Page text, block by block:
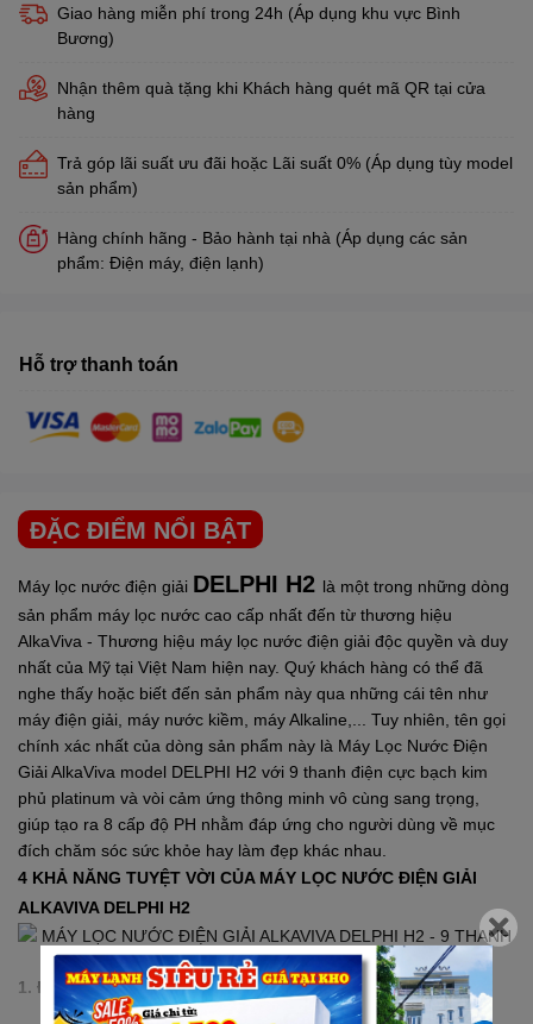
Giao hàng miễn phí trong 24h (Áp dụng khu vực Bình
Bương)
Nhận thêm quà tặng khi Khách hàng quét mã QR tại cửa
hàng
Trả góp lãi suất ưu đãi hoặc Lãi suất 0% (Áp dụng tùy model
sản phẩm)
Hàng chính hãng - Bảo hành tại nhà (Áp dụng các sản
phẩm: Điện máy, điện lạnh)
Hỗ trợ thanh toán
ĐẶC ĐIỂM NỔI BẬT
Máy lọc nước điện giải DELPHI H2 là một trong những dòng
sản phẩm máy lọc nước cao cấp nhất đến từ thương hiệu
AlkaViva - Thương hiệu máy lọc nước điện giải độc quyền và duy
nhất của Mỹ tại Việt Nam hiện nay. Quý khách hàng có thể đã
nghe thấy hoặc biết đến sản phẩm này qua những cái tên như
máy điện giải, máy nước kiềm, máy Alkaline,... Tuy nhiên, tên gọi
chính xác nhất của dòng sản phẩm này là Máy Lọc Nước Điện
Giải AlkaViva model DELPHI H2 với 9 thanh điện cực bạch kim
phủ platinum và vòi cảm ứng thông minh vô cùng sang trọng,
giúp tạo ra 8 cấp độ PH nhằm đáp ứng cho người dùng về mục
đích chăm sóc sức khỏe hay làm đẹp khác nhau.
4 KHẢ NĂNG TUYỆT VỜI CỦA MÁY LỌC NƯỚC ĐIỆN GIẢI
ALKAVIVA DELPHI H2
1. Điều chỉnh pH & ORP:
Thiết bị điện giải AlkaViva H2 Series có 8 nút chức năng, tạo ra 8